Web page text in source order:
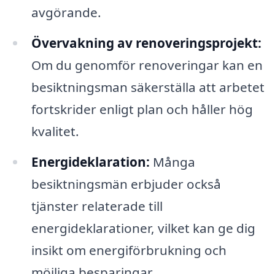
avgörande.
Övervakning av renoveringsprojekt:
Om du genomför renoveringar kan en
besiktningsman säkerställa att arbetet
fortskrider enligt plan och håller hög
kvalitet.
Energideklaration: Många
besiktningsmän erbjuder också
tjänster relaterade till
energideklarationer, vilket kan ge dig
insikt om energiförbrukning och